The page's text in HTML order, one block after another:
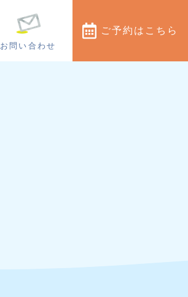
お問い合わせ
ご予約 はこちら